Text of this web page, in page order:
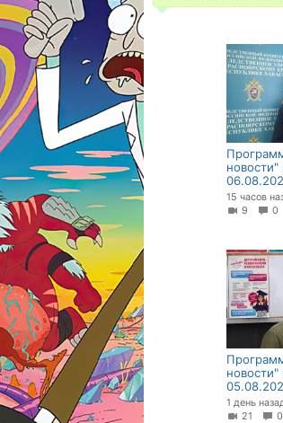
новости"
15 часов
9
0
новости"
1 день
21